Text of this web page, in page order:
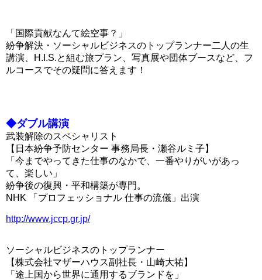
「国際貢献なんて絵空事？」
紛争解決・ソーシャルビジネスのトップランナー二人の生
講演、H.I.S.と組む旅プラン、写真展や団体ブースなど、フ
ルコースでその疑問に答えます！
◆ダブル講演
武装解除のスペシャリスト
【日本紛争予防センター 事務局長・瀬谷ルミ子】
「今までやってきた仕事のなかで、一番やりがいがあっ
て、楽しい」
紛争後の復興・平和構築が専門。
NHK 「プロフェッショナル 仕事の流儀」出演
http://www.jccp.gr.jp/
ソーシャルビジネスのトップランナー
【株式会社マザーハウス副社長・山崎大祐】
「途上国から世界に通用するブランドを」